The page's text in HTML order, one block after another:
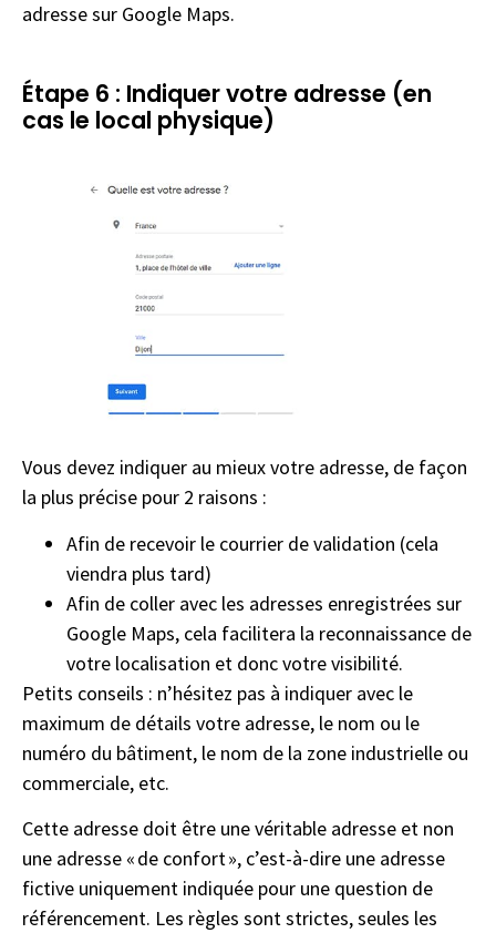
adresse sur Google Maps.
Étape 6 : Indiquer votre adresse (en
cas le local physique)
Vous devez indiquer au mieux votre adresse, de façon
la plus précise pour 2 raisons :
Afin de recevoir le courrier de validation (cela
viendra plus tard)
Afin de coller avec les adresses enregistrées sur
Google Maps, cela facilitera la reconnaissance de
votre localisation et donc votre visibilité.
Petits conseils : n’hésitez pas à indiquer avec le
maximum de détails votre adresse, le nom ou le
numéro du bâtiment, le nom de la zone industrielle ou
commerciale, etc.
Cette adresse doit être une véritable adresse et non
une adresse « de confort », c’est-à-dire une adresse
fictive uniquement indiquée pour une question de
référencement. Les règles sont strictes, seules les